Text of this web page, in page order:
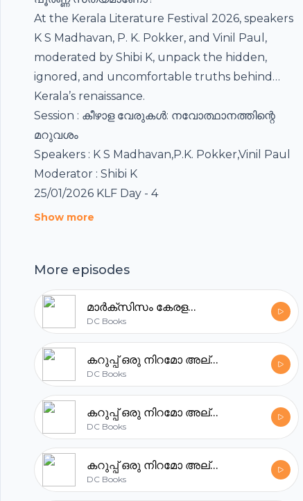
At the Kerala Literature Festival 2026, speakers
K S Madhavan, P. K. Pokker, and Vinil Paul,
moderated by Shibi K, unpack the hidden,
ignored, and uncomfortable truths behind
Kerala’s renaissance.
Session : കീഴാള വേരുകൾ: നവോത്ഥാനത്തിന്റെ
മറുവശം
Speakers : K S Madhavan,P.K. Pokker,Vinil Paul
Moderator : Shibi K
25/01/2026 KLF Day - 4
Show more
More episodes
മാർക്‌സിസം കേരളത്തെ രക്ഷിച്ചോ ?
DC Books
കറുപ്പ് ഒരു നിറമോ അല്ലെങ്കിൽ ഒരു അനുഭവമോ PART 4
DC Books
കറുപ്പ് ഒരു നിറമോ അല്ലെങ്കിൽ ഒരു അനുഭവമോ PART 3
DC Books
കറുപ്പ് ഒരു നിറമോ അല്ലെങ്കിൽ ഒരു അനുഭവമോ PART 2
DC Books
hubhopper
All in one podcasting platform.
Start my podcast